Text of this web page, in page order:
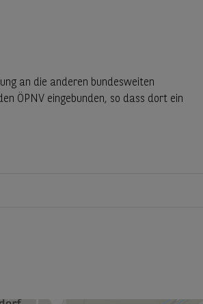
an die anderen bundesweiten
ÖPNV eingebunden, so dass dort ein